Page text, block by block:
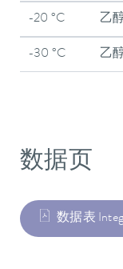
-20 °C 乙
-30 °C 乙
数据页
数据表